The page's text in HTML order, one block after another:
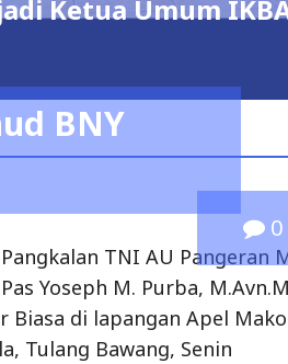
Ketua Umum
0
BNY
TNI AU Pangeran
Yoseph M. Purba,
Biasa di lapangan Apel Mako
Tulang Bawang, Senin